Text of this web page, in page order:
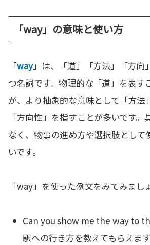
「way」の意味と使い方
「way」は、「道」「方法」「方向
つ名詞です。物理的な「道」を表す
が、より抽象的な意味として「方法
「方向性」を指すことが多いです
なく、物事の進め方や選択肢として
いです。
「way」を使った例文をみてみまし
Can you show me the way to
駅への行き方を教えてもらえま